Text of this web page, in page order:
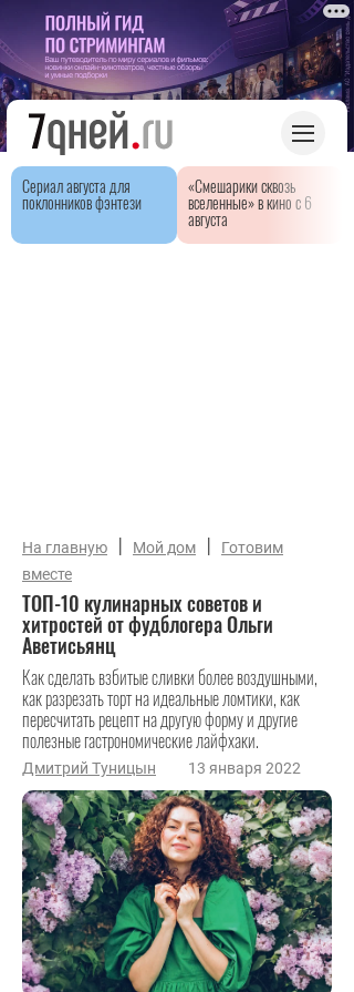
Сериал августа для
поклонников фэнтези
«Смешарики сквозь
вселенные» в кино с 6
августа
На главную | Мой дом |
Готовим
вместе
ТОП-10 кулинарных советов и
хитростей от фудблогера Ольги
Аветисьянц
Как сделать взбитые сливки более воздушными,
как разрезать торт на идеальные ломтики, как
пересчитать рецепт на другую форму и другие
полезные гастрономические лайфхаки.
Дмитрий Туницын 13 января 2022